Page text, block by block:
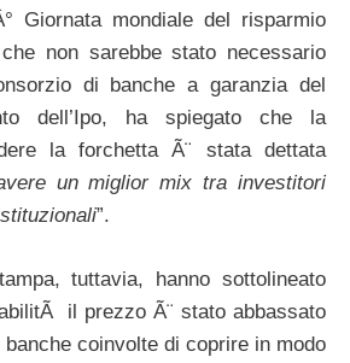
Giornata mondiale del risparmio
non sarebbe stato necessario
di banche a garanzia del
dell’Ipo, ha spiegato che la
la forchetta Ã¨ stata dettata
un miglior mix tra investitori
”.
tuttavia, hanno sottolineato
il prezzo Ã¨ stato abbassato
coinvolte di coprire in modo